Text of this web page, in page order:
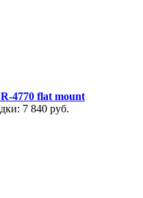
4770 flat mount
7 840 руб.